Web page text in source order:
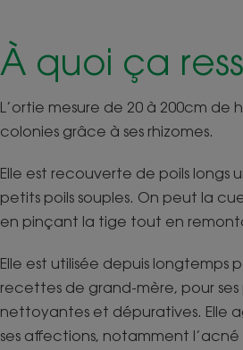
À quoi ça
L’ortie mesure de 20 à 200cm de
colonies grâce à ses rhizomes.
Elle est recouverte de poils longs
petits poils souples. On peut la
en pinçant la tige tout en
Elle est utilisée depuis longtemps
recettes de grand-mère, pour
nettoyantes et dépuratives. Elle
ses affections, notamment